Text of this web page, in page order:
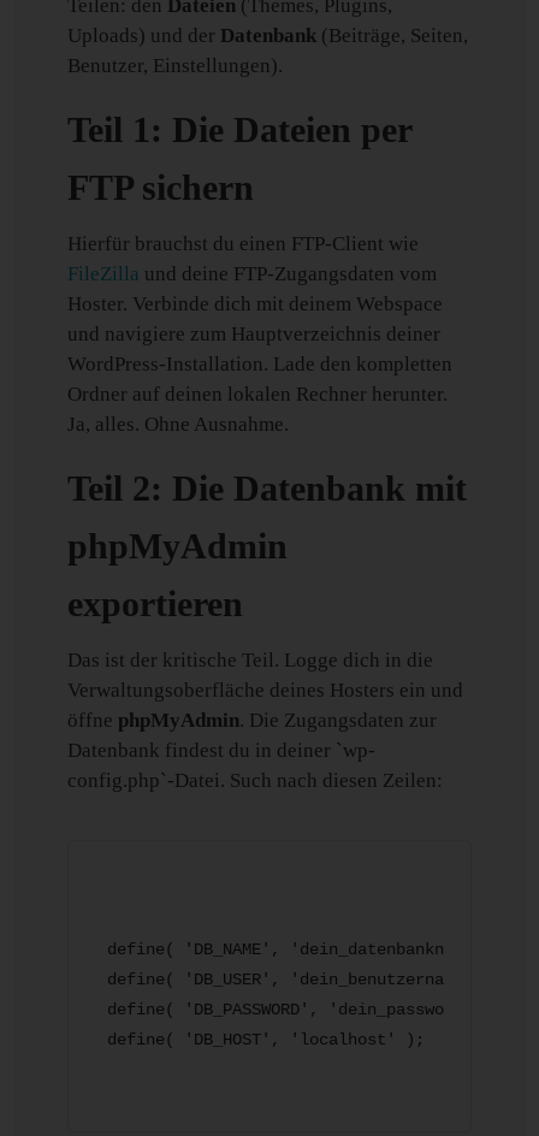
Teilen: den Dateien (Themes, Plugins,
Uploads) und der Datenbank (Beiträge, Seiten,
Benutzer, Einstellungen).
Teil 1: Die Dateien per
FTP sichern
Hierfür brauchst du einen FTP-Client wie
FileZilla und deine FTP-Zugangsdaten vom
Hoster. Verbinde dich mit deinem Webspace
und navigiere zum Hauptverzeichnis deiner
WordPress-Installation. Lade den kompletten
Ordner auf deinen lokalen Rechner herunter.
Ja, alles. Ohne Ausnahme.
Teil 2: Die Datenbank mit
phpMyAdmin
exportieren
Das ist der kritische Teil. Logge dich in die
Verwaltungsoberfläche deines Hosters ein und
öffne phpMyAdmin. Die Zugangsdaten zur
Datenbank findest du in deiner `wp-
config.php`-Datei. Such nach diesen Zeilen:
define( 'DB_NAME', 'dein_datenbankname' );
define( 'DB_USER', 'dein_benutzername' );
define( 'DB_PASSWORD', 'dein_passwort' );